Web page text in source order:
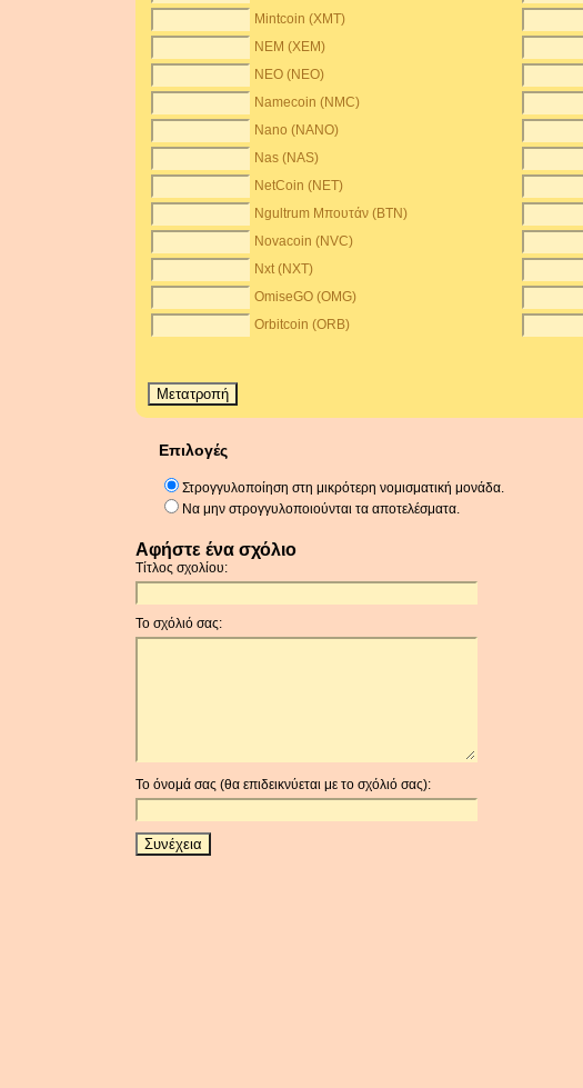
Mintcoin (XMT)
NEM (XEM)
NEO (NEO)
Namecoin (NMC)
Nano (NANO)
Nas (NAS)
NetCoin (NET)
Ngultrum Μπουτάν (BTN)
Novacoin (NVC)
Nxt (NXT)
OmiseGO (OMG)
Orbitcoin (ORB)
Επιλογές
Στρογγυλοποίηση στη μικρότερη νομισματική μονάδα.
Να μην στρογγυλοποιούνται τα αποτελέσματα.
Αφήστε ένα σχόλιο
Τίτλος σχολίου:
Το σχόλιό σας:
Το όνομά σας (θα επιδεικνύεται με το σχόλιό σας):